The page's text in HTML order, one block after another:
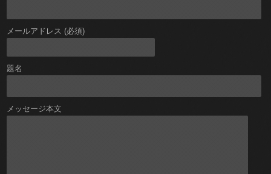
メールアドレス (必須)
題名
メッセージ本文